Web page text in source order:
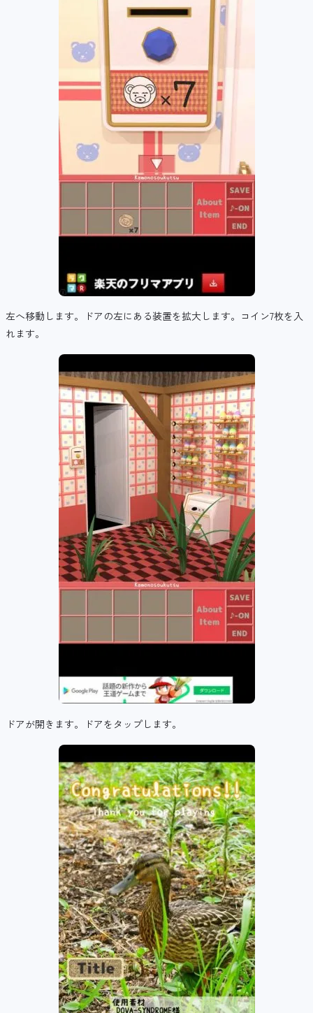
左へ移動します。ドアの左にある装置を拡大します。コイン7枚を入
れます。
ドアが開きます。ドアをタップします。